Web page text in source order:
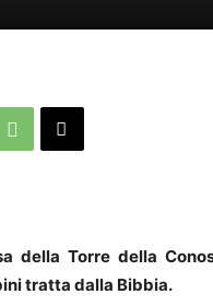
della Torre della
tratta dalla Bibbia.